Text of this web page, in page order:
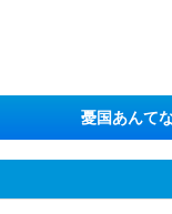
憂国あんて